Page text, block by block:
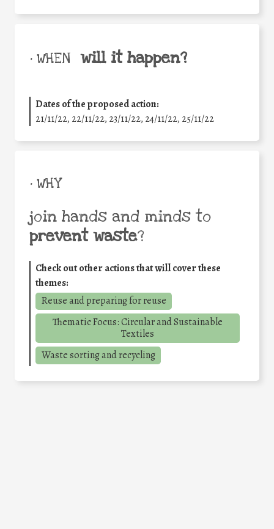
• WHEN will it happen?
Dates of the proposed action:
21/11/22, 22/11/22, 23/11/22, 24/11/22, 25/11/22
• WHY
join hands and minds to
prevent waste?
Check out other actions that will cover these
themes:
Reuse and preparing for reuse
Thematic Focus: Circular and Sustainable
Textiles
Waste sorting and recycling